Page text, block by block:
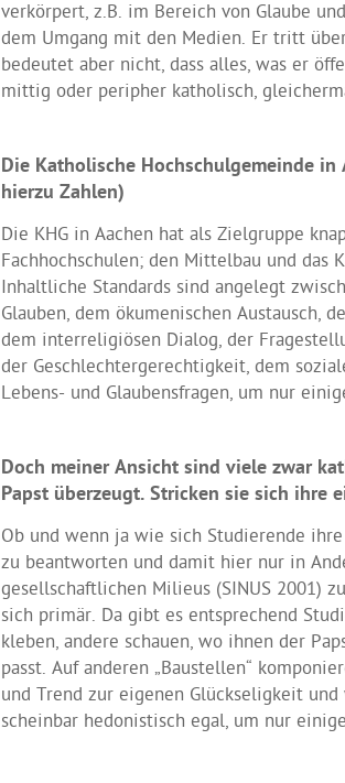
verkörpert, z.B. im Bereich von Glaube
dem Umgang mit den Medien. Er tritt
bedeutet aber nicht, dass alles, was er
mittig oder peripher katholisch,
Die Katholische Hochschulgemeinde
hierzu Zahlen)
Die KHG in Aachen hat als Zielgruppe
Fachhochschulen; den Mittelbau und das
Inhaltliche Standards sind angelegt
Glauben, dem ökumenischen Austausch,
dem interreligiösen Dialog, der
der Geschlechtergerechtigkeit, dem
Lebens- und Glaubensfragen, um nur
Doch meiner Ansicht sind viele zwar
Papst überzeugt. Stricken sie sich ihre
Ob und wenn ja wie sich Studierende
zu beantworten und damit hier nur in
gesellschaftlichen Milieus (SINUS 2001)
sich primär. Da gibt es entsprechend
kleben, andere schauen, wo ihnen der
passt. Auf anderen „Baustellen“
und Trend zur eigenen Glückseligkeit
scheinbar hedonistisch egal, um nur